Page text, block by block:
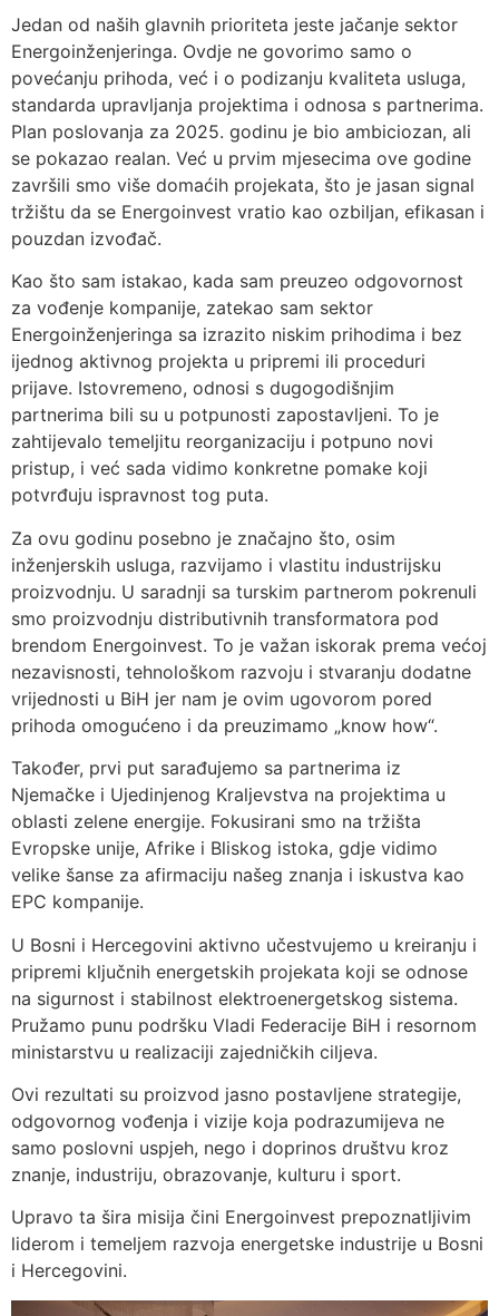
Jedan od naših glavnih prioriteta jeste jačanje sektor
Energoinženjeringa. Ovdje ne govorimo samo o
povećanju prihoda, već i o podizanju kvaliteta usluga,
standarda upravljanja projektima i odnosa s partnerima.
Plan poslovanja za 2025. godinu je bio ambiciozan, ali
se pokazao realan. Već u prvim mjesecima ove godine
završili smo više domaćih projekata, što je jasan signal
tržištu da se Energoinvest vratio kao ozbiljan, efikasan i
pouzdan izvođač.
Kao što sam istakao, kada sam preuzeo odgovornost
za vođenje kompanije, zatekao sam sektor
Energoinženjeringa sa izrazito niskim prihodima i bez
ijednog aktivnog projekta u pripremi ili proceduri
prijave. Istovremeno, odnosi s dugogodišnjim
partnerima bili su u potpunosti zapostavljeni. To je
zahtijevalo temeljitu reorganizaciju i potpuno novi
pristup, i već sada vidimo konkretne pomake koji
potvrđuju ispravnost tog puta.
Za ovu godinu posebno je značajno što, osim
inženjerskih usluga, razvijamo i vlastitu industrijsku
proizvodnju. U saradnji sa turskim partnerom pokrenuli
smo proizvodnju distributivnih transformatora pod
brendom Energoinvest. To je važan iskorak prema većoj
nezavisnosti, tehnološkom razvoju i stvaranju dodatne
vrijednosti u BiH jer nam je ovim ugovorom pored
prihoda omogućeno i da preuzimamo „know how“.
Također, prvi put sarađujemo sa partnerima iz
Njemačke i Ujedinjenog Kraljevstva na projektima u
oblasti zelene energije. Fokusirani smo na tržišta
Evropske unije, Afrike i Bliskog istoka, gdje vidimo
velike šanse za afirmaciju našeg znanja i iskustva kao
EPC kompanije.
U Bosni i Hercegovini aktivno učestvujemo u kreiranju i
pripremi ključnih energetskih projekata koji se odnose
na sigurnost i stabilnost elektroenergetskog sistema.
Pružamo punu podršku Vladi Federacije BiH i resornom
ministarstvu u realizaciji zajedničkih ciljeva.
Ovi rezultati su proizvod jasno postavljene strategije,
odgovornog vođenja i vizije koja podrazumijeva ne
samo poslovni uspjeh, nego i doprinos društvu kroz
znanje, industriju, obrazovanje, kulturu i sport.
Upravo ta šira misija čini Energoinvest prepoznatljivim
liderom i temeljem razvoja energetske industrije u Bosni
i Hercegovini.